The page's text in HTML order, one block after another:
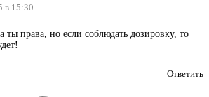
в 15:30
ты права, но если соблюдать дозировку, то
Ответить